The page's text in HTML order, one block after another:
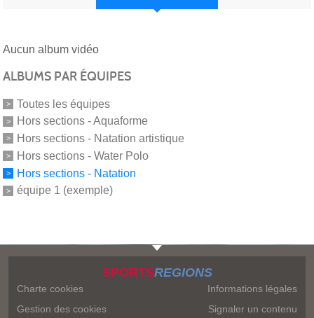
Aucun album vidéo
ALBUMS PAR ÉQUIPES
Toutes les équipes
Hors sections - Aquaforme
Hors sections - Natation artistique
Hors sections - Water Polo
Hors sections - Natation
équipe 1 (exemple)
SPORTSREGIONS
Charte cookies
Gestion des cookies
Informations légales
Signaler un contenu